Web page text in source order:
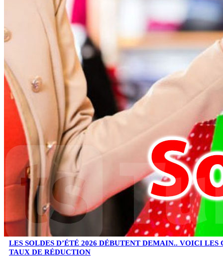
LES SOLDES D’ÉTÉ 2026 DÉBUTENT DEMAIN.. VOICI LES
TAUX DE RÉDUCTION